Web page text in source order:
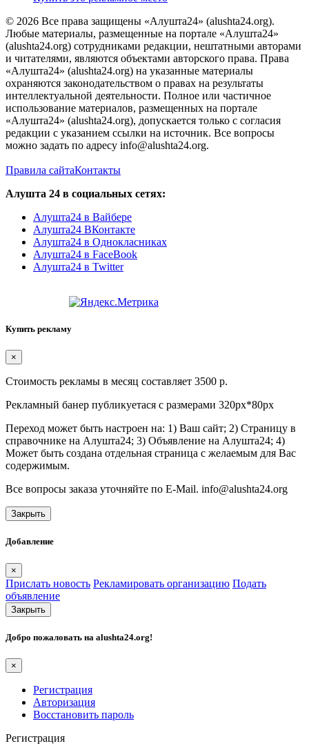
© 2026 Все права защищены «Алушта24» (alushta24.org).
Любые материалы, размещенные на портале «Алушта24»
(alushta24.org) сотрудниками редакции, нештатными авторами
и читателями, являются объектами авторского права. Права
«Алушта24» (alushta24.org) на указанные материалы
охраняются законодательством о правах на результаты
интеллектуальной деятельности. Полное или частичное
использование материалов, размещенных на портале
«Алушта24» (alushta24.org), допускается только с согласия
редакции с указанием ссылки на источник. Все вопросы
можно задать по адресу info@alushta24.org.
Правила сайтаКонтакты
Алушта 24 в социальных сетях:
Алушта24 в Вайбере
Алушта24 ВКонтакте
Алушта24 в Однокласниках
Алушта24 в FaceBook
Алушта24 в Twitter
Купить рекламу
×
Стоимость рекламы в месяц составляет 3500 р.
Рекламный банер публикуетася с размерами 320px*80px
Переход может быть настроен на: 1) Ваш сайт; 2) Страницу в
справочнике на Алушта24; 3) Объявление на Алушта24; 4)
Может быть создана отдельная страница с желаемым для Вас
содержимым.
Все вопросы заказа уточняйте по E-Mail. info@alushta24.org
Закрыть
Добавление
×
Прислать новость Рекламировать организацию Подать
объявление
Закрыть
Добро пожаловать на alushta24.org!
×
Регистрация
Авторизация
Восстановить пароль
Регистрация